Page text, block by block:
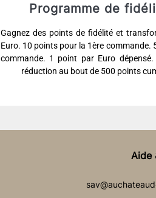
Programme de
Gagnez des points de fidélité et
Euro. 10 points pour la 1ère commande.
commande. 1 point par Euro
réduction au bout de 500 points
Aide